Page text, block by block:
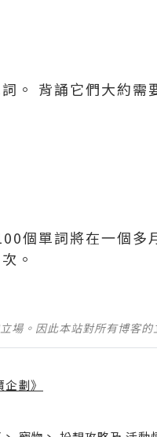
。 背誦它們大約需
個單詞將在一個
。
場。因此本站對所有博客
劃》